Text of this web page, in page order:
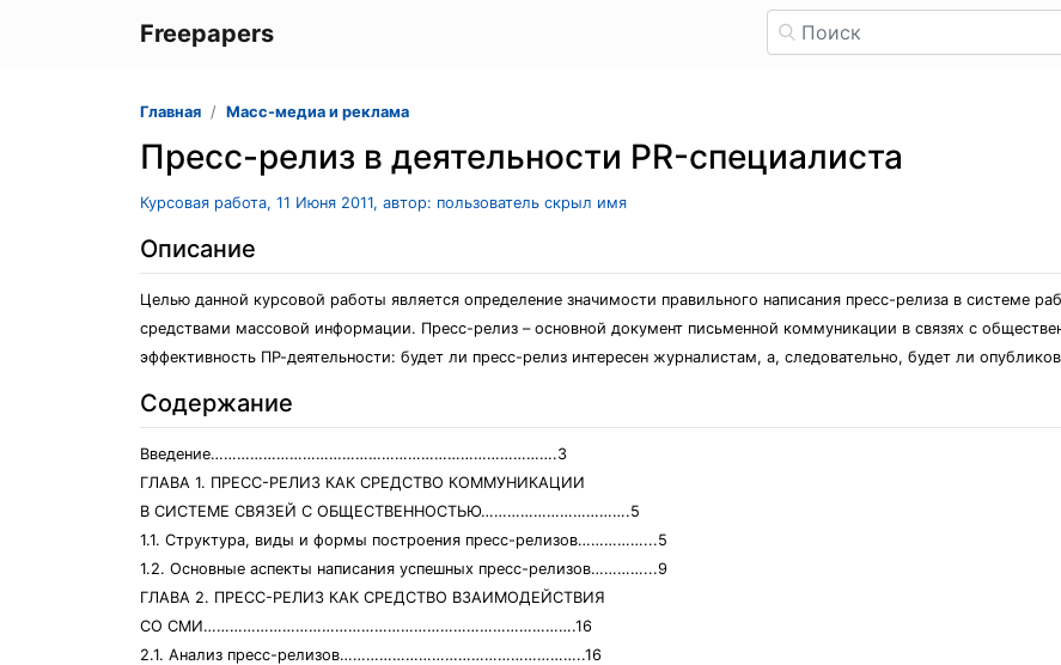
Freepapers
Главная Масс-медиа и реклама
Пресс-релиз в деятельности PR-специалиста
Курсовая работа, 11 Июня 2011, автор: пользователь скрыл имя
Описание
Целью данной курсовой работы является определение значимости правильного написания пресс-релиза в системе
средствами массовой информации. Пресс-релиз – основной документ письменной коммуникации в связях с
эффективность ПР-деятельности: будет ли пресс-релиз интересен журналистам, а, следовательно, будет ли
Содержание
Введение…………………………………………………………………….3
ГЛАВА 1. ПРЕСС-РЕЛИЗ КАК СРЕДСТВО КОММУНИКАЦИИ
В СИСТЕМЕ СВЯЗЕЙ С ОБЩЕСТВЕННОСТЬЮ…………………………….5
1.1. Структура, виды и формы построения пресс-релизов……………...5
1.2. Основные аспекты написания успешных пресс-релизов…………...9
ГЛАВА 2. ПРЕСС-РЕЛИЗ КАК СРЕДСТВО ВЗАИМОДЕЙСТВИЯ
СО СМИ………………………………………………………………………….16
2.1. Анализ пресс-релизов………………………………………………..16